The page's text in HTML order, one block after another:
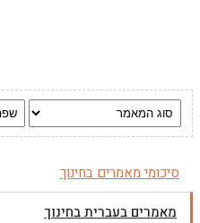
סיכומי מאמרים בחינוך
מאמרים בעברית בחינוך